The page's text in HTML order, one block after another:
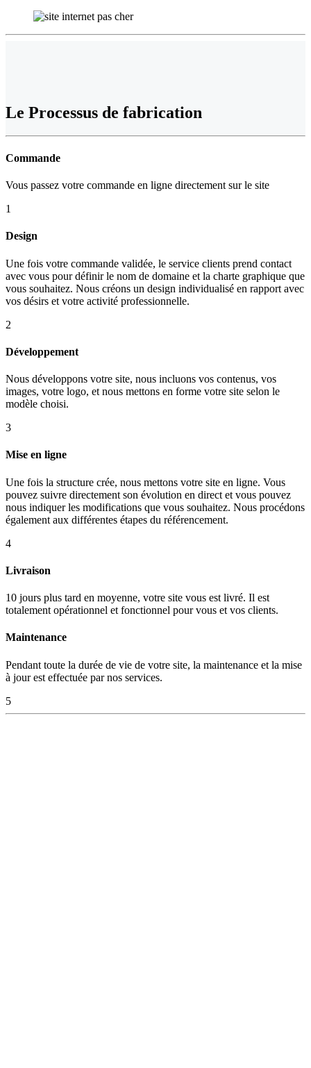
Le Processus de fabrication
Commande
Vous passez votre commande en ligne directement sur le site
1
Design
Une fois votre commande validée, le service clients prend contact
avec vous pour définir le nom de domaine et la charte graphique que
vous souhaitez. Nous créons un design individualisé en rapport avec
vos désirs et votre activité professionnelle.
2
Développement
Nous développons votre site, nous incluons vos contenus, vos
images, votre logo, et nous mettons en forme votre site selon le
modèle choisi.
3
Mise en ligne
Une fois la structure crée, nous mettons votre site en ligne. Vous
pouvez suivre directement son évolution en direct et vous pouvez
nous indiquer les modifications que vous souhaitez. Nous procédons
également aux différentes étapes du référencement.
4
Livraison
10 jours plus tard en moyenne, votre site vous est livré. Il est
totalement opérationnel et fonctionnel pour vous et vos clients.
Maintenance
Pendant toute la durée de vie de votre site, la maintenance et la mise
à jour est effectuée par nos services.
5